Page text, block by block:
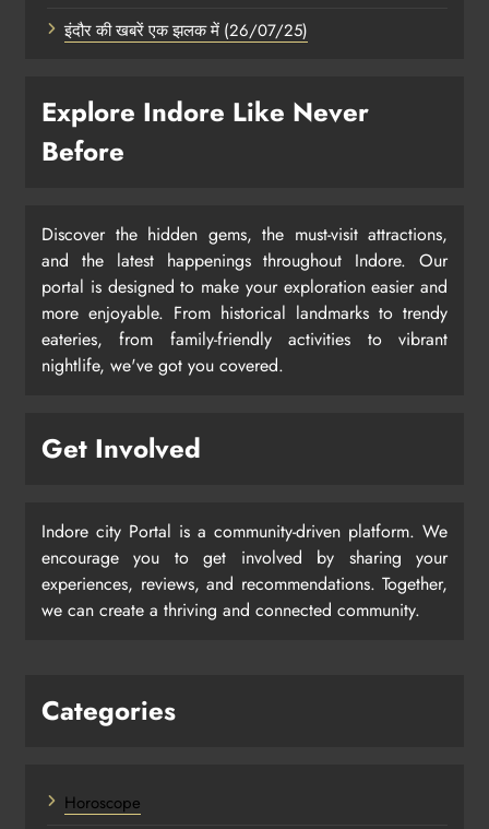
इंदौर की खबरें एक झलक में (26/07/25)
Explore Indore Like Never
Before
Discover the hidden gems, the must-visit attractions,
and the latest happenings throughout Indore. Our
portal is designed to make your exploration easier and
more enjoyable. From historical landmarks to trendy
eateries, from family-friendly activities to vibrant
nightlife, we've got you covered.
Get Involved
Indore city Portal is a community-driven platform. We
encourage you to get involved by sharing your
experiences, reviews, and recommendations. Together,
we can create a thriving and connected community.
Categories
Horoscope